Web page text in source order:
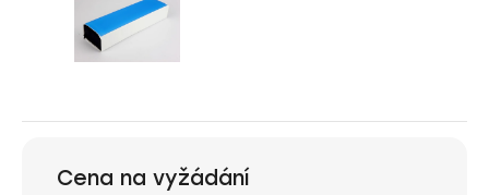
Cena na vyžádání